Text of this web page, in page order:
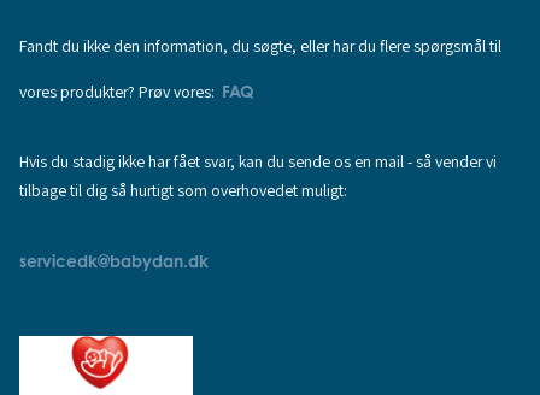
Fandt du ikke den information, du søgte, eller har du flere spørgsmål til
vores produkter? Prøv vores: FAQ
Hvis du stadig ikke har fået svar, kan du sende os en mail - så vender vi
tilbage til dig så hurtigt som overhovedet muligt:
servicedk@babydan.dk